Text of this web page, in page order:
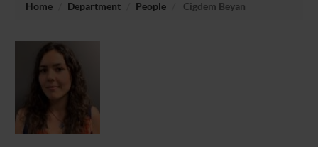
Home Department People Cigdem Beyan